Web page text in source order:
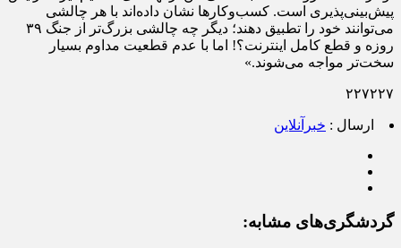
پیش‌بینی‌پذیری است. کسب‌وکارها نشان داده‌اند با هر چالشی
می‌توانند خود را تطبیق دهند؛ دیگر چه چالشی بزرگ‌تر از جنگ ۳۹
روزه و قطع کامل اینترنت؟! اما با عدم قطعیت مداوم بسیار
سخت‌تر مواجه می‌شوند.»
۲۲۷۲۲۷
ارسال : خبرآنلاین
گردشگری‌های مشابه: